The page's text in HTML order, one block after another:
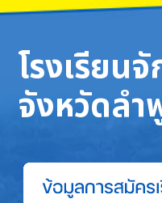
โรงเรียน
จังหวัดลำ